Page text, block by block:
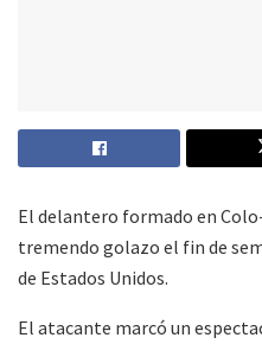
El delantero formado en
tremendo golazo el fin de
de Estados Unidos.
El atacante marcó un